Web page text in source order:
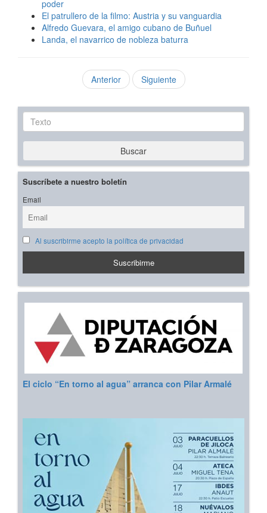
poder
El patrullero de la filmo: Austria y su vanguardia
Alfredo Guevara, el amigo cubano de Buñuel
Landa, el navarrico de nobleza baturra
Anterior Siguiente
Texto
Buscar
Suscríbete a nuestro boletín
Email
Al suscribirme acepto la política de privacidad
El ciclo “En torno al agua” arranca con Pilar Armalé